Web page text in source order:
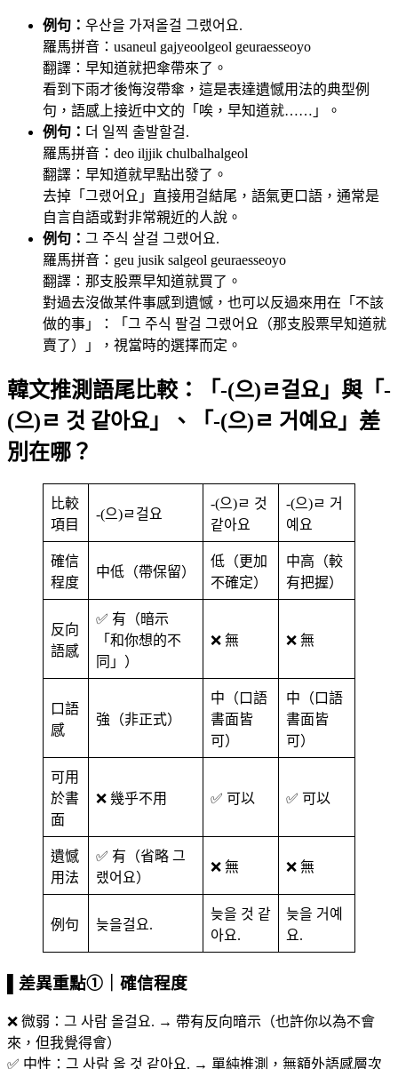
例句： 우산을 가져올걸 그랬어요.
羅馬拼音：usaneul gajyeoolgeol geuraesseoyo
翻譯：早知道就把傘帶來了。
看到下雨才後悔沒帶傘，這是表達遺憾用法的典型例
句，語感上接近中文的「唉，早知道就……」。
例句： 더 일찍 출발할걸.
羅馬拼音：deo iljjik chulbalhalgeol
翻譯：早知道就早點出發了。
去掉「그랬어요」直接用걸結尾，語氣更口語，通常是
自言自語或對非常親近的人說。
例句： 그 주식 살걸 그랬어요.
羅馬拼音：geu jusik salgeol geuraesseoyo
翻譯：那支股票早知道就買了。
對過去沒做某件事感到遺憾，也可以反過來用在「不該
做的事」：「그 주식 팔걸 그랬어요（那支股票早知道就
賣了）」，視當時的選擇而定。
韓文推測語尾比較：「-(으)ㄹ걸요」與「-
(으)ㄹ 것 같아요」、「-(으)ㄹ 거예요」差
別在哪？
比較
項目
-(으)ㄹ걸요
-(으)ㄹ 것
같아요
-(으)ㄹ 거
예요
確信
程度
中低（帶保留）
低（更加
不確定）
中高（較
有把握）
反向
語感
✅ 有（暗示
「和你想的不
同」）
❌ 無 ❌ 無
口語
感
強（非正式）
中（口語
書面皆
可）
中（口語
書面皆
可）
可用
於書
面
❌ 幾乎不用 ✅ 可以 ✅ 可以
遺憾
用法
✅ 有（省略 그
랬어요）
❌ 無 ❌ 無
例句 늦을걸요.
늦을 것 같
아요.
늦을 거예
요.
▌差異重點①｜確信程度
❌ 微弱：그 사람 올걸요. → 帶有反向暗示（也許你以為不會
來，但我覺得會）
✅ 中性：그 사람 올 것 같아요. → 單純推測，無額外語感層次